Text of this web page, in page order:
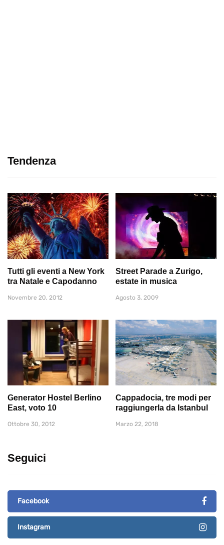
Tendenza
Tutti gli eventi a New York
tra Natale e Capodanno
Novembre 20, 2012
Street Parade a Zurigo,
estate in musica
Agosto 3, 2009
Generator Hostel Berlino
East, voto 10
Ottobre 30, 2012
Cappadocia, tre modi per
raggiungerla da Istanbul
Marzo 22, 2018
Seguici
Facebook
Instagram